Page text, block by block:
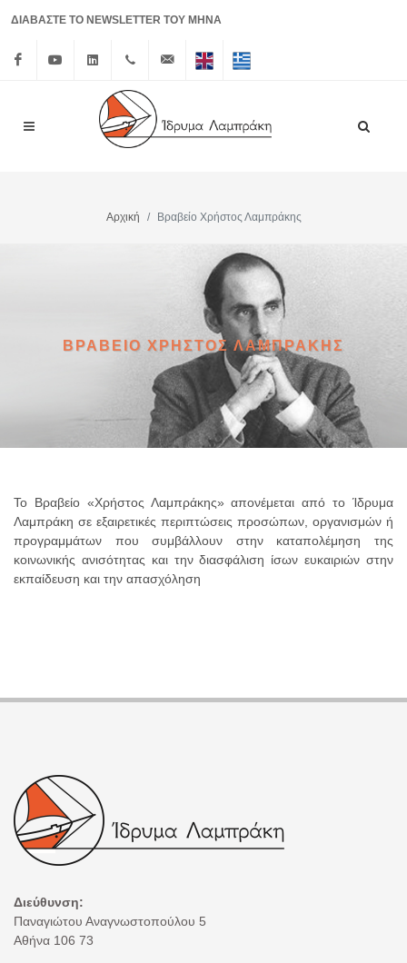
ΔΙΑΒΑΣΤΕ ΤΟ NEWSLETTER ΤΟΥ ΜΗΝΑ
Linkedin+30 210
3626150
info@lrf.gr
Αρχική Βραβείο Χρήστος Λαμπράκης
ΒΡΑΒΕΙΟ ΧΡΗΣΤΟΣ ΛΑΜΠΡΑΚΗΣ
Το Βραβείο «Χρήστος Λαμπράκης» απονέμεται από το Ίδρυμα
Λαμπράκη σε εξαιρετικές περιπτώσεις προσώπων, οργανισμών ή
προγραμμάτων που συμβάλλουν στην καταπολέμηση της
κοινωνικής ανισότητας και την διασφάλιση ίσων ευκαιριών στην
εκπαίδευση και την απασχόληση
Διεύθυνση:
Παναγιώτου Αναγνωστοπούλου 5
Αθήνα 106 73